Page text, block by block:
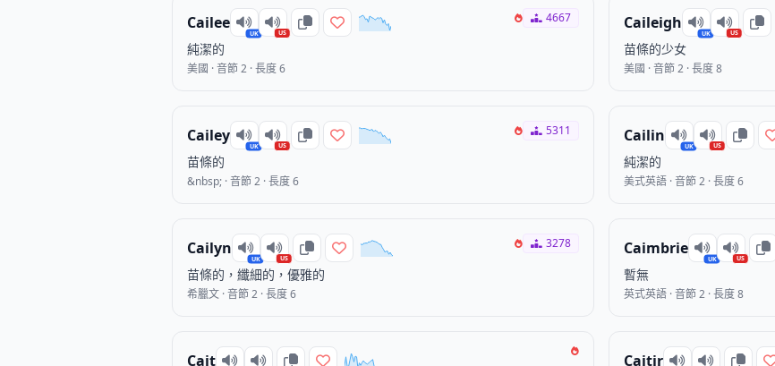
Cailee
UK US
純潔的
美國 · 音節 2 · 長度 6
4667 Caileigh
UK US
苗條的少女
美國 · 音節 2 · 長度 8
Cailey
UK US
苗條的
&nbsp; · 音節 2 · 長度 6
5311 Cailin
UK US
純潔的
美式英語 · 音節 2 · 長度 6
Cailyn
UK US
苗條的，纖細的，優雅的
希臘文 · 音節 2 · 長度 6
3278 Caimbrie
UK US
暫無
英式英語 · 音節 2 · 長度 8
Cait Caitir